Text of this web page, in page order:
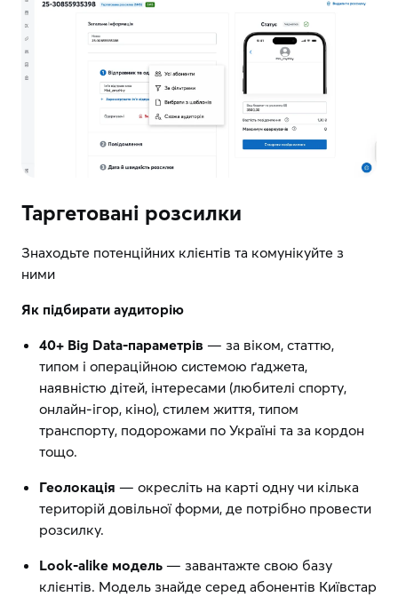
Таргетовані розсилки
Знаходьте потенційних клієнтів та комунікуйте з
ними
Як підбирати аудиторію
40+ Big Data-параметрів — за віком, статтю,
типом і операційною системою ґаджета,
наявністю дітей, інтересами (любителі спорту,
онлайн-ігор, кіно), стилем життя, типом
транспорту, подорожами по Україні та за кордон
тощо.
Геолокація — окресліть на карті одну чи кілька
територій довільної форми, де потрібно провести
розсилку.
Look-alike модель — завантажте свою базу
клієнтів. Модель знайде серед абонентів Київстар